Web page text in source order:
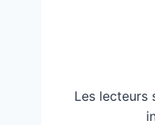
Les lecteurs